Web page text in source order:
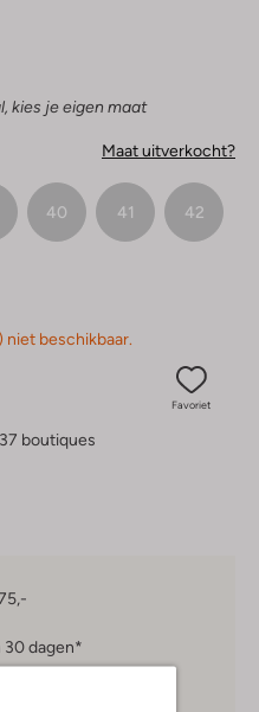
kies je eigen maat
Maat uitverkocht?
40 41 42
niet beschikbaar.
Favoriet
boutiques
30 dagen*